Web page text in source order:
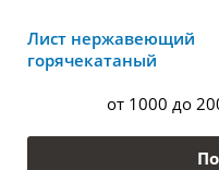
Лист нержавеющий
горячекатаный
от 1000 до